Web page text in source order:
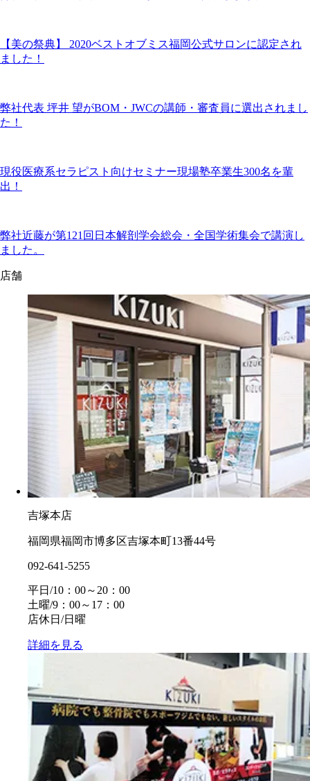
【美の祭典】 2020ベストオブミス福岡公式サロンに認定され
ました！
弊社代表 坪井 望がBOM・JWCの講師・審査員に選出されまし
た！
現役医療系セラピスト向けセミナー現場塾卒業生300名を輩
出！
弊社近藤が第121回日本解剖学会総会・全国学術集会で講演し
ました。
店舗
吉塚本店
福岡県福岡市博多区吉塚本町13番44号
092-641-5255
平日/10：00～20：00
土曜/9：00～17：00
店休日/日曜
詳細を見る